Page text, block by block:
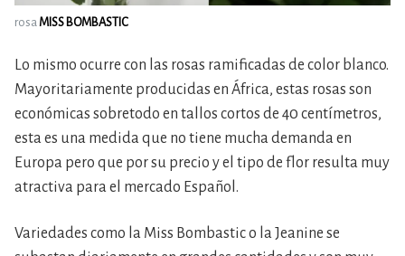
rosaMISS BOMBASTIC
Lo mismo ocurre con las rosas ramificadas de color blanco.
Mayoritariamente producidas en África, estas rosas son
económicas sobretodo en tallos cortos de 40 centímetros,
esta es una medida que no tiene mucha demanda en
Europa pero que por su precio y el tipo de flor resulta muy
atractiva para el mercado Español.
Variedades como la Miss Bombastic o la Jeanine se